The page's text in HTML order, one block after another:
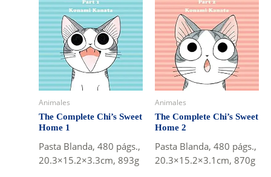
Animales
The Complete Chi’s Sweet
Home 1
Pasta Blanda, 480 págs.,
20.3×15.2×3.3cm, 893g
Animales
The Complete Chi’s Sweet
Home 2
Pasta Blanda, 480 págs.,
20.3×15.2×3.1cm, 870g